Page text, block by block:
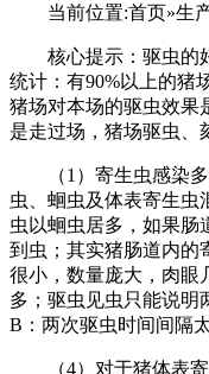
当前位置:首页»生产
核心提示：驱虫的好
统计：有90%以上的猪
猪场对本场的驱虫效果
是走过场，猪场驱虫、
（1）寄生虫感染多
虫、蛔虫及体表寄生虫
虫以蛔虫居多，如果肠
到虫；其实猪肠道内的
很小，数量庞大，肉眼
多；驱虫见虫只能说明
B：两次驱虫时间间隔太
（4）对于猪体表寄